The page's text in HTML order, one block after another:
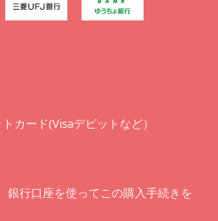
カード(Visaデビットなど）
銀行口座を使ってこの購入手続きを